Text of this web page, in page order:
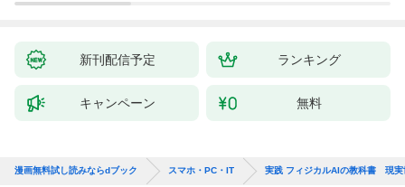
新刊配信予定 ランキング
キャンペーン 無料
漫画無料試し読みならdブック スマホ・PC・IT 実践 フィジカルAIの教科書 現実